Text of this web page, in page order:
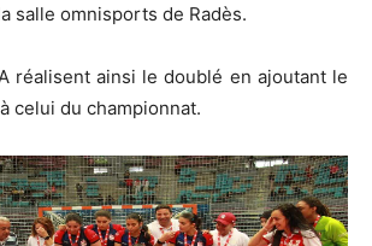
salle omnisports de Radès.
réalisent ainsi le doublé en ajoutant le
celui du championnat.